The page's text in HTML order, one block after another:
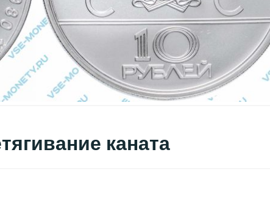
каната